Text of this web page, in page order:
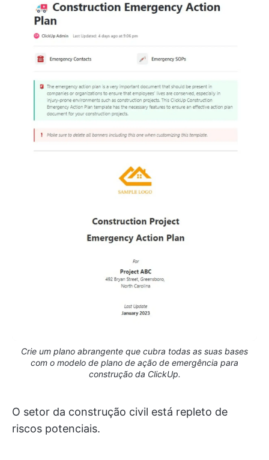
Crie um plano abrangente que cubra todas as suas bases
com o modelo de plano de ação de emergência para
construção da ClickUp.
O setor da construção civil está repleto de
riscos potenciais.